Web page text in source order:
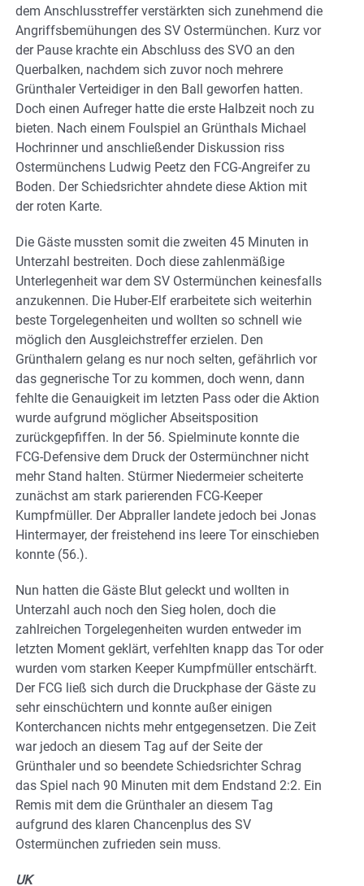
dem Anschlusstreffer verstärkten sich zunehmend die
Angriffsbemühungen des SV Ostermünchen. Kurz vor
der Pause krachte ein Abschluss des SVO an den
Querbalken, nachdem sich zuvor noch mehrere
Grünthaler Verteidiger in den Ball geworfen hatten.
Doch einen Aufreger hatte die erste Halbzeit noch zu
bieten. Nach einem Foulspiel an Grünthals Michael
Hochrinner und anschließender Diskussion riss
Ostermünchens Ludwig Peetz den FCG-Angreifer zu
Boden. Der Schiedsrichter ahndete diese Aktion mit
der roten Karte.
Die Gäste mussten somit die zweiten 45 Minuten in
Unterzahl bestreiten. Doch diese zahlenmäßige
Unterlegenheit war dem SV Ostermünchen keinesfalls
anzukennen. Die Huber-Elf erarbeitete sich weiterhin
beste Torgelegenheiten und wollten so schnell wie
möglich den Ausgleichstreffer erzielen. Den
Grünthalern gelang es nur noch selten, gefährlich vor
das gegnerische Tor zu kommen, doch wenn, dann
fehlte die Genauigkeit im letzten Pass oder die Aktion
wurde aufgrund möglicher Abseitsposition
zurückgepfiffen. In der 56. Spielminute konnte die
FCG-Defensive dem Druck der Ostermünchner nicht
mehr Stand halten. Stürmer Niedermeier scheiterte
zunächst am stark parierenden FCG-Keeper
Kumpfmüller. Der Abpraller landete jedoch bei Jonas
Hintermayer, der freistehend ins leere Tor einschieben
konnte (56.).
Nun hatten die Gäste Blut geleckt und wollten in
Unterzahl auch noch den Sieg holen, doch die
zahlreichen Torgelegenheiten wurden entweder im
letzten Moment geklärt, verfehlten knapp das Tor oder
wurden vom starken Keeper Kumpfmüller entschärft.
Der FCG ließ sich durch die Druckphase der Gäste zu
sehr einschüchtern und konnte außer einigen
Konterchancen nichts mehr entgegensetzen. Die Zeit
war jedoch an diesem Tag auf der Seite der
Grünthaler und so beendete Schiedsrichter Schrag
das Spiel nach 90 Minuten mit dem Endstand 2:2. Ein
Remis mit dem die Grünthaler an diesem Tag
aufgrund des klaren Chancenplus des SV
Ostermünchen zufrieden sein muss.
UK